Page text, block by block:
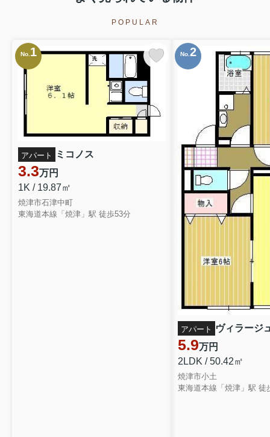
POPULAR
No.1
アパート ミコノス
3.3万円
1K / 19.87㎡
焼津市石津中町
東海道本線「焼津」駅 徒歩53分
No.2
アパート ヴィラージ
5.9万円
2LDK / 50.42㎡
焼津市小土
東海道本線「焼津」駅 徒